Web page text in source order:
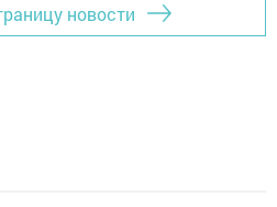
новости